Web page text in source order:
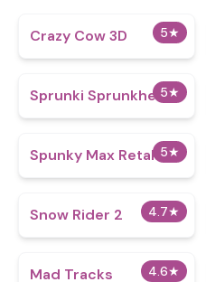
5★
Crazy Cow 3D
5★
Sprunki Sprunkhead
5★
Spunky Max Retake
4.7★
Snow Rider 2
4.6★
Mad Tracks